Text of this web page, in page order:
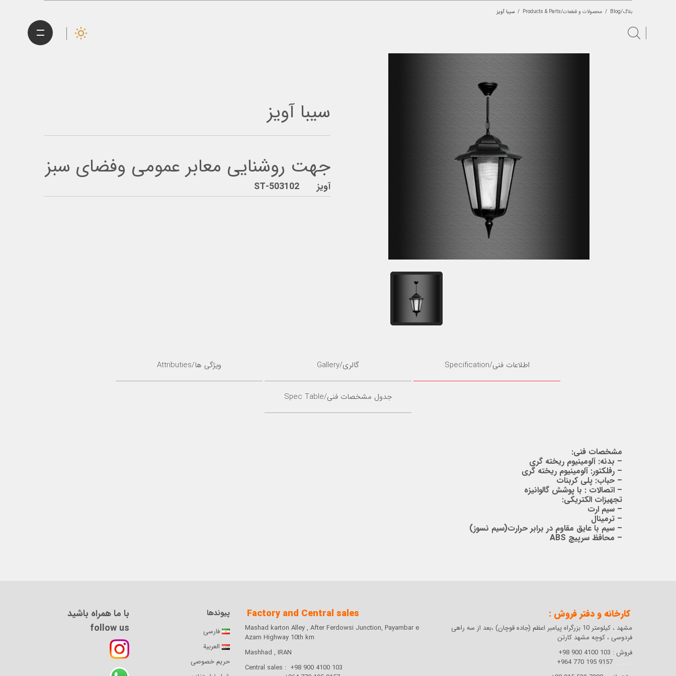
بلاگ/Blog / محصولات و قطعات/Products & Parts / سیبا آویز
سیبا آویز
جهت روشنایی معابر عمومی وفضای سبز
آویز ST-503102
اطلاعات فنی/Specification گالری/Gallery ویژگی ها/Attributies
جدول مشخصات فنی/Spec Table
مشخصات فنی:
– بدنه: آلومینیوم ریخته گری
– رفلکتور: آلومینیوم ریخته گری
– حباب: پلی کربنات
– اتصالات : با پوشش گالوانیزه
تجهیزات الکتریکی:
– سیم ارت
– ترمینال
– سیم با عایق مقاوم در برابر حرارت(سیم نسوز)
– محافظ سرپیچ ABS
کارخانه و دفتر فروش :
مشهد ، کیلومتر 10 بزرگراه پیامبر اعظم (جاده قوچان) ،بعد از سه راهی
فردوسی ، کوچه مشهد کارتن
فروش : 103 4100 900 98+
9157 195 770 964+
Factory and Central sales
Mashad karton Alley , After Ferdowsi Junction, Payambar e
Azam Highway 10th km
Mashhad , IRAN
Central sales : +98 900 4100 103
پیوندها
فارسی
العربية
حریم خصوصی
با ما همراه باشید
follow us